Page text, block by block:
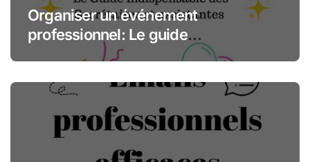
Organiser un événement
professionnel: Le guide
indispensable des assistantes et